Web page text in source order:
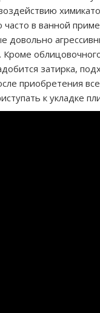
часто в ванной
довольно
Кроме
затирка,
приобретения
к укладке